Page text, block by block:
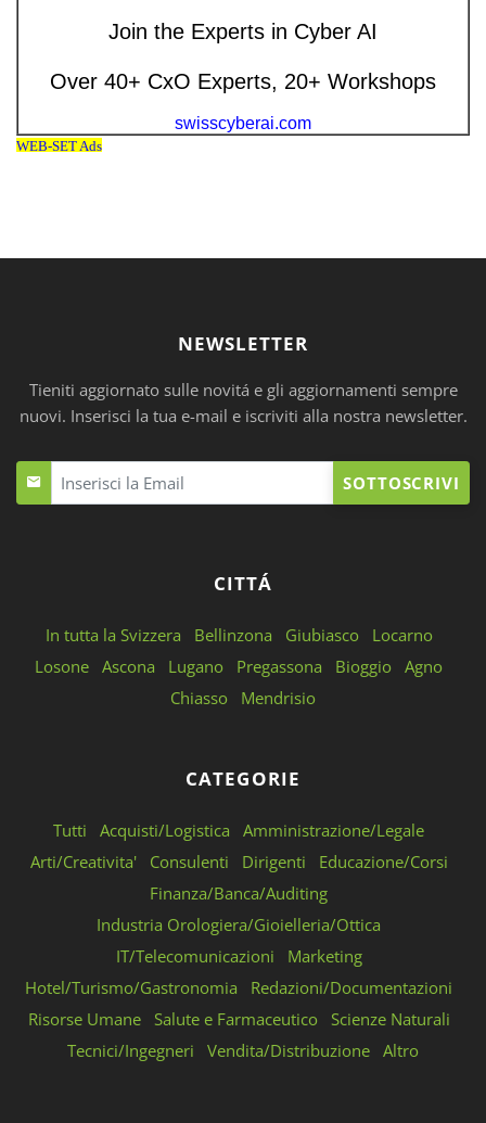
NEWSLETTER
Tieniti aggiornato sulle novitá e gli aggiornamenti sempre
nuovi. Inserisci la tua e-mail e iscriviti alla nostra newsletter.
SOTTOSCRIVI
CITTÁ
In tutta la Svizzera Bellinzona Giubiasco
Locarno
Losone Ascona Lugano Pregassona Bioggio Agno
Chiasso
Mendrisio
CATEGORIE
Tutti Acquisti/Logistica
Amministrazione/Legale
Arti/Creativita'
Consulenti Dirigenti
Educazione/Corsi
Finanza/Banca/Auditing
Industria Orologiera/Gioielleria/Ottica
IT/Telecomunicazioni
Marketing
Hotel/Turismo/Gastronomia
Redazioni/Documentazioni
Risorse Umane
Salute e Farmaceutico
Scienze Naturali
Tecnici/Ingegneri
Vendita/Distribuzione Altro